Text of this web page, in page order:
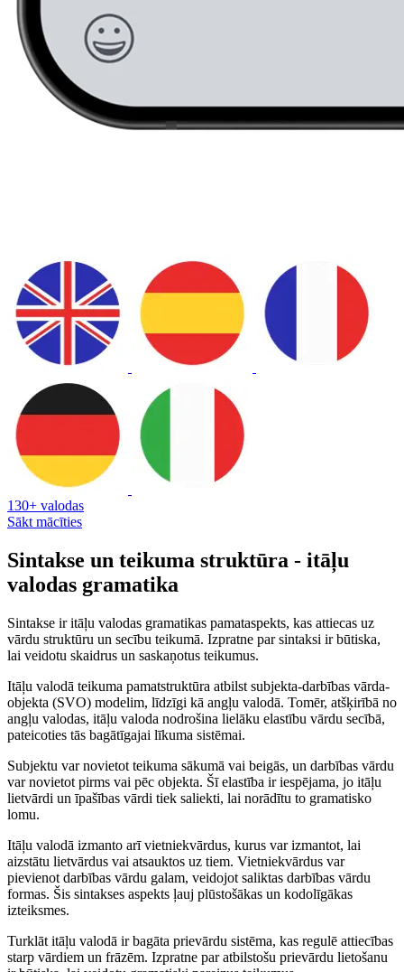
130+ valodas
Sākt mācīties
Sintakse un teikuma struktūra - itāļu
valodas gramatika
Sintakse ir itāļu valodas gramatikas pamataspekts, kas attiecas uz
vārdu struktūru un secību teikumā. Izpratne par sintaksi ir būtiska,
lai veidotu skaidrus un saskaņotus teikumus.
Itāļu valodā teikuma pamatstruktūra atbilst subjekta-darbības vārda-
objekta (SVO) modelim, līdzīgi kā angļu valodā. Tomēr, atšķirībā no
angļu valodas, itāļu valoda nodrošina lielāku elastību vārdu secībā,
pateicoties tās bagātīgajai līkuma sistēmai.
Subjektu var novietot teikuma sākumā vai beigās, un darbības vārdu
var novietot pirms vai pēc objekta. Šī elastība ir iespējama, jo itāļu
lietvārdi un īpašības vārdi tiek saliekti, lai norādītu to gramatisko
lomu.
Itāļu valodā izmanto arī vietniekvārdus, kurus var izmantot, lai
aizstātu lietvārdus vai atsauktos uz tiem. Vietniekvārdus var
pievienot darbības vārdu galam, veidojot saliktas darbības vārdu
formas. Šis sintakses aspekts ļauj plūstošākas un kodolīgākas
izteiksmes.
Turklāt itāļu valodā ir bagāta prievārdu sistēma, kas regulē attiecības
starp vārdiem un frāzēm. Izpratne par atbilstošu prievārdu lietošanu